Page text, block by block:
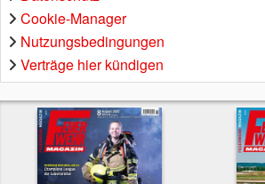
Cookie-Manager
Nutzungsbedingungen
Verträge hier kündigen